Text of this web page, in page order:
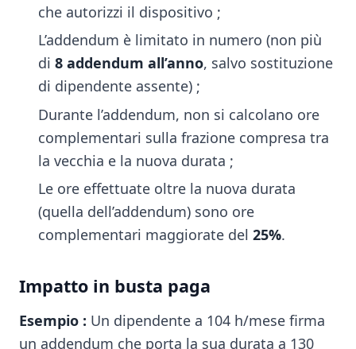
che autorizzi il dispositivo ;
L’addendum è limitato in numero (non più
di 8 addendum all’anno, salvo sostituzione
di dipendente assente) ;
Durante l’addendum, non si calcolano ore
complementari sulla frazione compresa tra
la vecchia e la nuova durata ;
Le ore effettuate oltre la nuova durata
(quella dell’addendum) sono ore
complementari maggiorate del 25%.
Impatto in busta paga
Esempio : Un dipendente a 104 h/mese firma
un addendum che porta la sua durata a 130